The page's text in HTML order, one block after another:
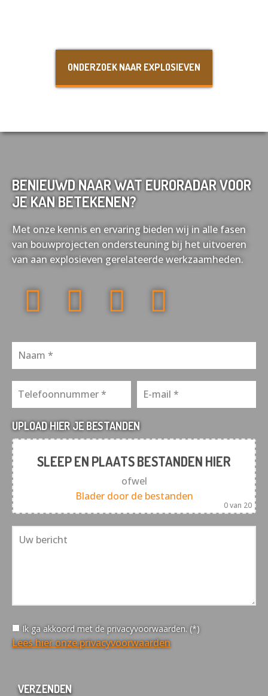
ONDERZOEK NAAR EXPLOSIEVEN
BENIEUWD NAAR WAT EURORADAR VOOR
JE KAN BETEKENEN?
Met onze kennis en ervaring bieden wij in alle fasen
van bouwprojecten ondersteuning bij het uitvoeren
van aan explosieven gerelateerde werkzaamheden.
UPLOAD HIER JE BESTANDEN
SLEEP EN PLAATS BESTANDEN HIER
ofwel
Blader door de bestanden
0van 20
Ik ga akkoord met de privacyvoorwaarden. (*)
Lees hier onze privacyvoorwaarden